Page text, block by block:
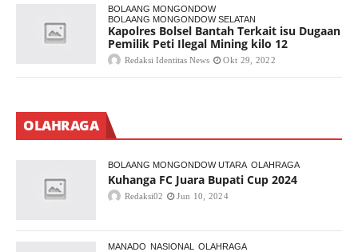
BOLAANG MONGONDOW
BOLAANG MONGONDOW SELATAN
Kapolres Bolsel Bantah Terkait isu Dugaan
Pemilik Peti Ilegal Mining kilo 12
Redaksi Identitas News Okt 29, 2022
OLAHRAGA
BOLAANG MONGONDOW UTARA OLAHRAGA
Kuhanga FC Juara Bupati Cup 2024
Redaksi02 Jun 10, 2024
MANADO NASIONAL OLAHRAGA